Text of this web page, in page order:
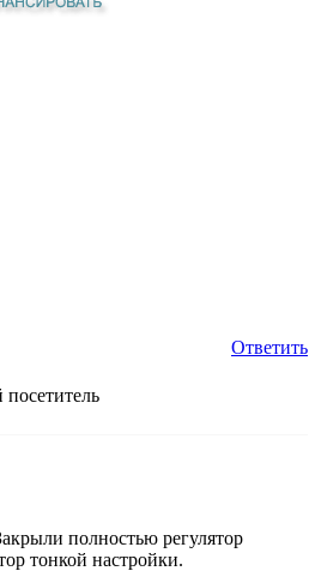
Ответить
полностью регулятор
тонкой настройки.